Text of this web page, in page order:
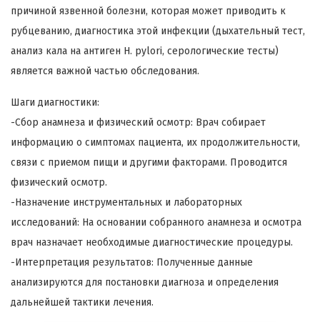
причиной язвенной болезни, которая может приводить к
рубцеванию, диагностика этой инфекции (дыхательный тест,
анализ кала на антиген H. pylori, серологические тесты)
является важной частью обследования.
Шаги диагностики:
-Сбор анамнеза и физический осмотр: Врач собирает
информацию о симптомах пациента, их продолжительности,
связи с приемом пищи и другими факторами. Проводится
физический осмотр.
-Назначение инструментальных и лабораторных
исследований: На основании собранного анамнеза и осмотра
врач назначает необходимые диагностические процедуры.
-Интерпретация результатов: Полученные данные
анализируются для постановки диагноза и определения
дальнейшей тактики лечения.